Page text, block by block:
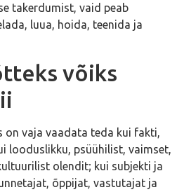
takerdumist, vaid peab
luua, hoida, teenida ja
võiks
on vaja vaadata teda kui fakti,
looduslikku, psüühilist, vaimset,
olendit; kui subjekti ja
õppijat, vastutajat ja